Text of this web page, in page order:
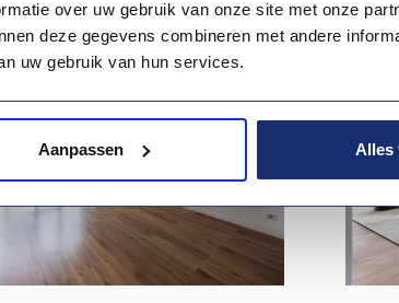
over uw gebruik van onze site met onze
deze gegevens combineren met andere
uw gebruik van hun services.
Aanpassen Alles